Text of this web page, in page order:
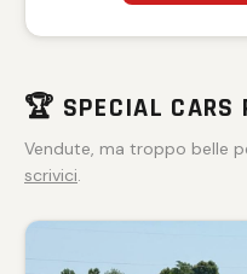
🏆 SPECIAL CARS
Vendute, ma troppo belle
scrivici.